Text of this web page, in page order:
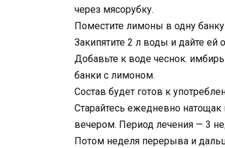
через мясорубку.
Поместите лимоны в одну
Закипятите 2 л воды и дайте ей
Добавьте к воде чеснок.
банки с лимоном.
Состав будет готов к
Старайтесь ежедневно
вечером. Период лечения — 3
Потом неделя перерыва и